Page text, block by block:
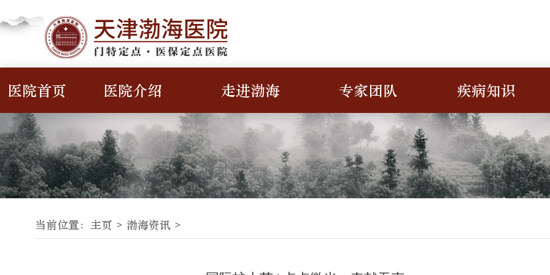
医院首页 医院介绍 走进渤海 专家团队 疾病知识
当前位置： 主页 > 渤海资讯 >